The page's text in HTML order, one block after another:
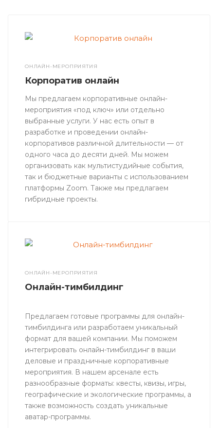
ОНЛАЙН-МЕРОПРИЯТИЯ
Корпоратив онлайн
Мы предлагаем корпоративные онлайн-
мероприятия «под ключ» или отдельно
выбранные услуги. У нас есть опыт в
разработке и проведении онлайн-
корпоративов различной длительности — от
одного часа до десяти дней. Мы можем
организовать как мультистудийные события,
так и бюджетные варианты с использованием
платформы Zoom. Также мы предлагаем
гибридные проекты.
ОНЛАЙН-МЕРОПРИЯТИЯ
Онлайн-тимбилдинг
Предлагаем готовые программы для онлайн-
тимбилдинга или разработаем уникальный
формат для вашей компании. Мы поможем
интегрировать онлайн-тимбилдинг в ваши
деловые и праздничные корпоративные
мероприятия. В нашем арсенале есть
разнообразные форматы: квесты, квизы, игры,
географические и экологические программы, а
также возможность создать уникальные
аватар-программы.